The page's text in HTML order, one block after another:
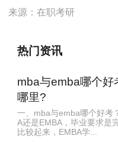
来源：在职考研
热门资讯
mba与emba哪个
哪里?
一、mba与emba哪个好考
A还是EMBA，毕业要求是
比较起来，EMBA学...